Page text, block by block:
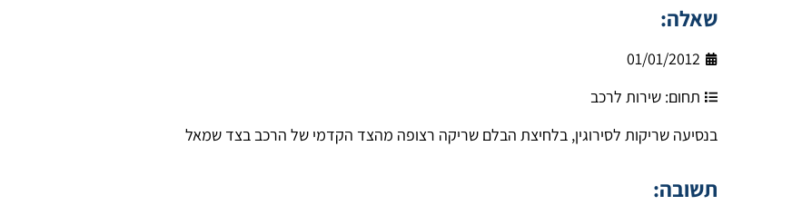
שאלה:
01/01/2012
תחום: שירות לרכב
בנסיעה שריקות לסירוגין, בלחיצת הבלם שריקה רצופה מהצד הקדמי של הרכב בצד שמאל
תשובה: